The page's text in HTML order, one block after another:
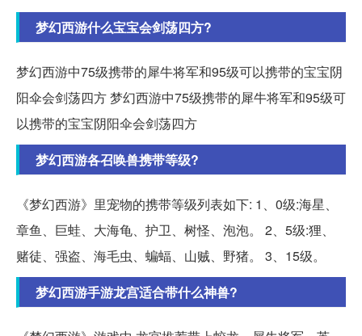
梦幻西游什么宝宝会剑荡四方?
梦幻西游中75级携带的犀牛将军和95级可以携带的宝宝阴
阳伞会剑荡四方 梦幻西游中75级携带的犀牛将军和95级可
以携带的宝宝阴阳伞会剑荡四方
梦幻西游各召唤兽携带等级?
《梦幻西游》里宠物的携带等级列表如下: 1、0级:海星、
章鱼、巨蛙、大海龟、护卫、树怪、泡泡。 2、5级:狸、
赌徒、强盗、海毛虫、蝙蝠、山贼、野猪。 3、15级。
梦幻西游手游龙宫适合带什么神兽?